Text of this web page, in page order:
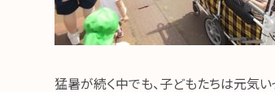
猛暑が続く中でも、子どもたちは元気い